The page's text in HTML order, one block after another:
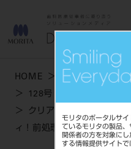
モリタのポータルサ
ているモリタの製品
関係者の方を対象に
する情報提供サイトで
HOME 学術・お役立ち
128号 SPRING
クリアフィルSAルーテ
ィ！前処理不要のレジンセ
お問い合わせ
商品について
セミナーについて
友の会について
ご開業について
会員登録